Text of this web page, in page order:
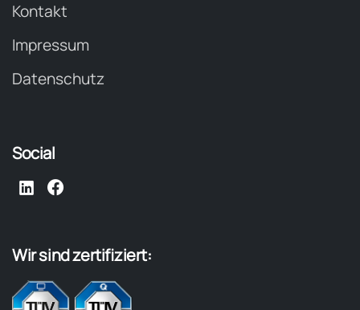
Kontakt
Impressum
Datenschutz
Social
Wirsindzertifiziert: